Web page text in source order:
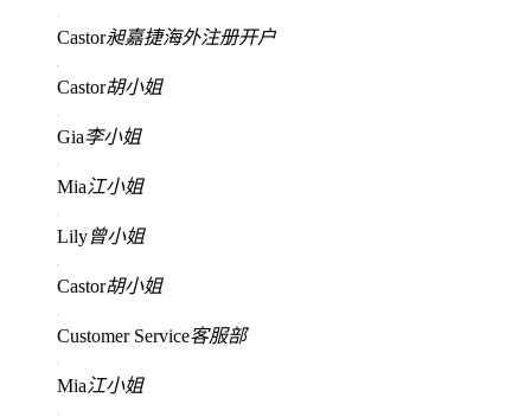
Castor昶嘉捷海外注册开户
Castor胡小姐
Gia李小姐
Mia江小姐
Lily曾小姐
Castor胡小姐
Customer Service客服部
Mia江小姐